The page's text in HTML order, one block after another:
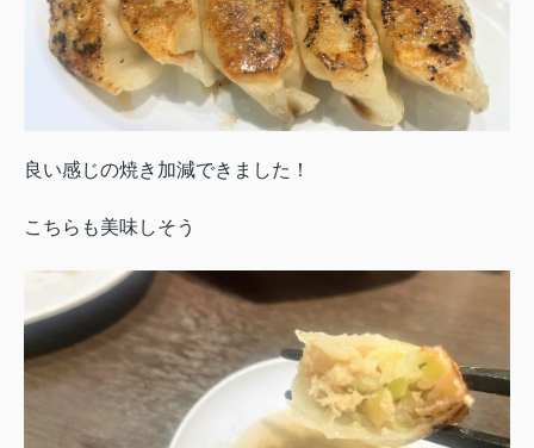
良い感じの焼き加減できました！
こちらも美味しそう